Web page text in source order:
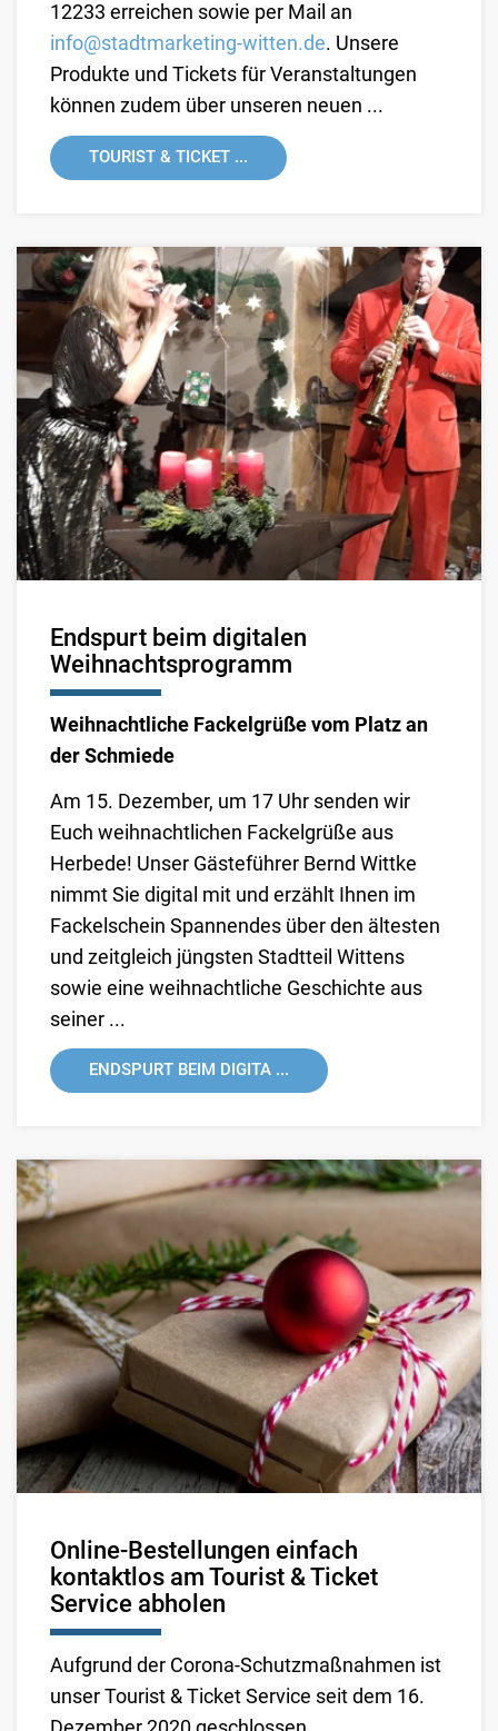
12233 erreichen sowie per Mail an
info@stadtmarketing-witten.de. Unsere
Produkte und Tickets für Veranstaltungen
können zudem über unseren neuen ...
TOURIST & TICKET ...
Endspurt beim digitalen
Weihnachtsprogramm
Weihnachtliche Fackelgrüße vom Platz an
der Schmiede
Am 15. Dezember, um 17 Uhr senden wir
Euch weihnachtlichen Fackelgrüße aus
Herbede! Unser Gästeführer Bernd Wittke
nimmt Sie digital mit und erzählt Ihnen im
Fackelschein Spannendes über den ältesten
und zeitgleich jüngsten Stadtteil Wittens
sowie eine weihnachtliche Geschichte aus
seiner ...
ENDSPURT BEIM DIGITA ...
Online-Bestellungen einfach
kontaktlos am Tourist & Ticket
Service abholen
Aufgrund der Corona-Schutzmaßnahmen ist
unser Tourist & Ticket Service seit dem 16.